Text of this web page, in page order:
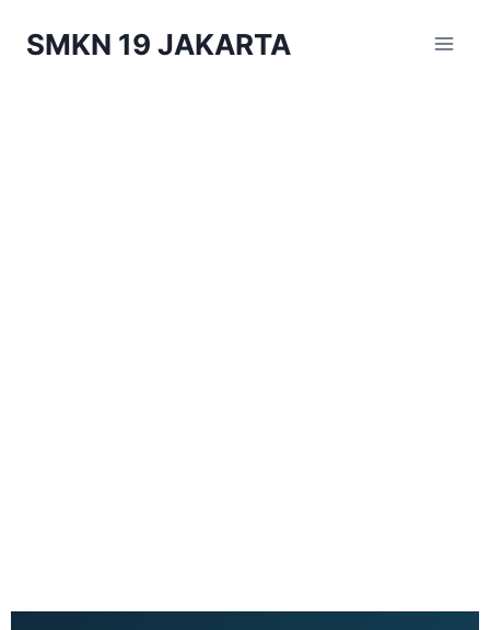
SMKN 19 JAKARTA